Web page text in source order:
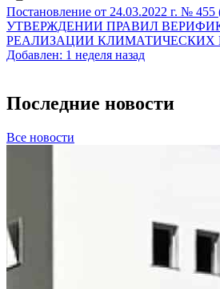
Постановление от 24.03.2022 г. №
УТВЕРЖДЕНИИ ПРАВИЛ
РЕАЛИЗАЦИИ КЛИМАТИЧЕСКИХ
Добавлен: 1 неделя назад
Последние новости
Все новости